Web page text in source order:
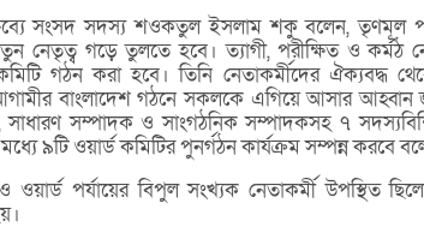
সংসদ সদস্য শওকতুল ইসলাম শকু বলেন, তৃণমূল
নেতৃত্ব গড়ে তুলতে হবে। ত্যাগী, পরীক্ষিত ও কর্মঠ
গঠন করা হবে। তিনি নেতাকর্মীদের ঐক্যবদ্ধ
বাংলাদেশ গঠনে সকলকে এগিয়ে আসার আহ্বান
সাধারণ সম্পাদক ও সাংগঠনিক সম্পাদকসহ ৭
৯টি ওয়ার্ড কমিটির পুনর্গঠন কার্যক্রম সম্পন্ন করবে
ওয়ার্ড পর্যায়ের বিপুল সংখ্যক নেতাকর্মী উপস্থিত